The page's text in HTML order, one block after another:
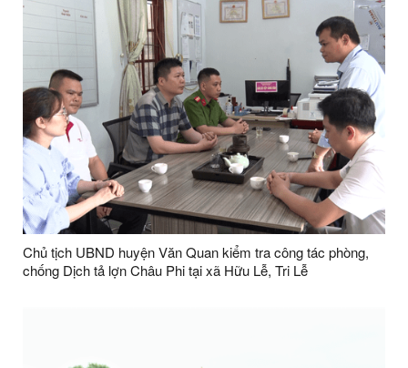
Chủ tịch UBND huyện Văn Quan kiểm tra công tác phòng,
chống Dịch tả lợn Châu Phi tại xã Hữu Lễ, Tri Lễ